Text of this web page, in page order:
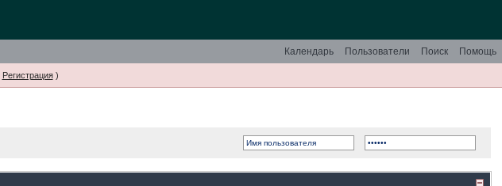
Помощь
Поиск
Пользователи
Календарь
Регистрация)